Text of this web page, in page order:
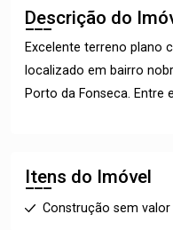
Descrição do
Excelente terreno plano
localizado em bairro
Porto da Fonseca. Entre
Itens do Imóvel
Construção sem